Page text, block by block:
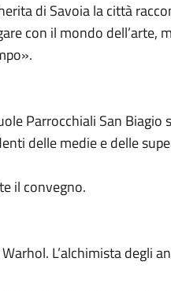
di Savoia la città
con il mondo dell’arte,
Parrocchiali San
delle medie e delle
il convegno.
L’alchimista degli